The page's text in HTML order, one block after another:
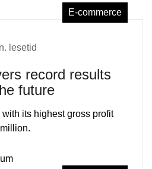
E-commerce
lesetid
record results
future
its highest gross profit